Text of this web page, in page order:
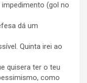
(gol no
dá um
Quinta irei ao
quisera ter o teu
como